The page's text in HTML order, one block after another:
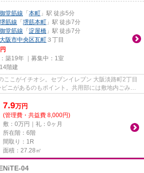
堂筋線 「 本町 」駅 徒歩5分
筋線 「 堺筋本町 」駅 徒歩7分
堂筋線 「 淀屋橋 」駅 徒歩7分
大阪市中央区瓦町 ３丁目
築19年 ｜募集中： 1室
階建
ここがイチオシ。セブンイレブン 大阪淡路町2丁目
ニがあるのもポイント。共用部には敷地内ごみ置
7.9万円
(管理費・共益費 8,000円)
敷：0万円｜礼：0ヶ月
所在階：6階
間取り：1R
面積：27.28㎡
04